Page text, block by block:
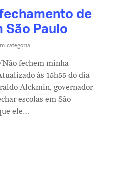
de
São Paulo
categoria
fechem minha
às 15h55 do dia
Alckmin, governador
escolas em São
ele…